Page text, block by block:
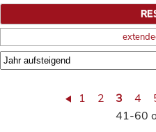
1 2 3 4
41-60